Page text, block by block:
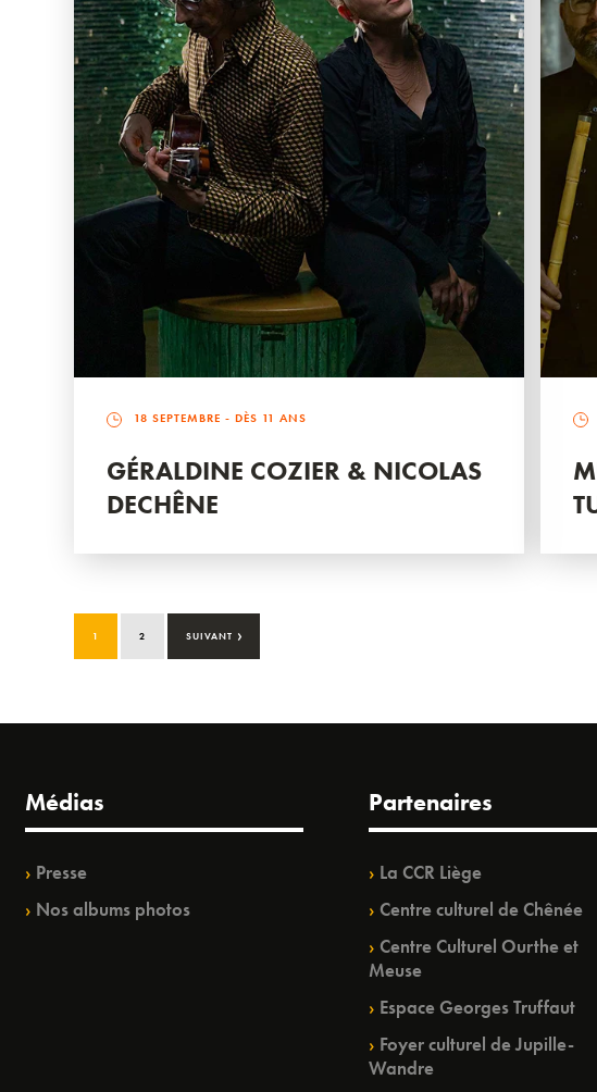
18 SEPTEMBRE - DÈS 11 ANS
GÉRALDINE COZIER & NICOLAS
DECHÊNE
1 2 SUIVANT ›
Médias
Presse
Nos albums photos
Partenaires
La CCR Liège
Centre culturel de Chênée
Centre Culturel Ourthe et
Meuse
Espace Georges Truffaut
Foyer culturel de Jupille-
Wandre